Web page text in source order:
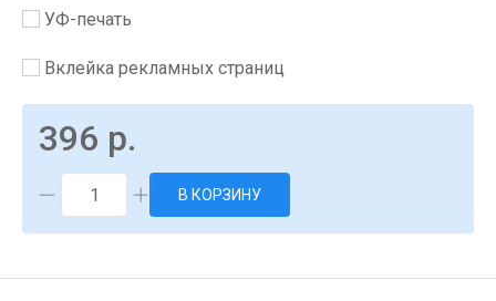
УФ-печать
Вклейка рекламных страниц
396 р.
В КОРЗИНУ